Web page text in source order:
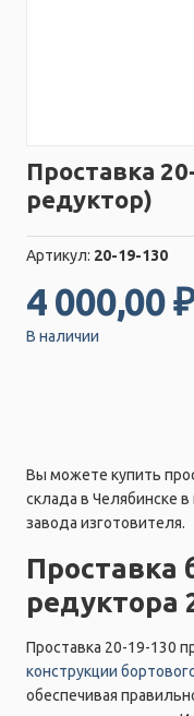
Проставка
редуктор)
Артикул: 20-19-130
4 000,00 ₽
В наличии
Вы можете купить
склада в Челябинске
завода изготовителя.
Проставка
редуктора
Проставка 20-19-130
конструкции
обеспечивая